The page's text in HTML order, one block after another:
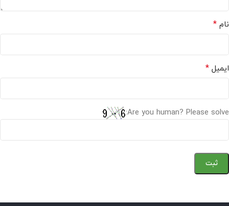
نام *
ایمیل *
Are you human? Please solve: